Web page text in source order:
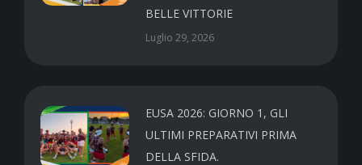
BELLE VITTORIE
Luglio 29, 2026
EUSA 2026: GIORNO 1, GLI
ULTIMI PREPARATIVI PRIMA
DELLA SFIDA.